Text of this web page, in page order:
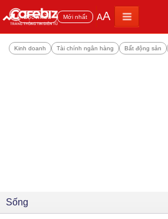
Đọc nhiều Mới nhất AA
Kinh doanh Tài chính ngân hàng Bất động sản
Sống